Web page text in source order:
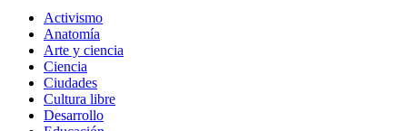
Activismo
Anatomía
Arte y ciencia
Ciencia
Ciudades
Cultura libre
Desarrollo